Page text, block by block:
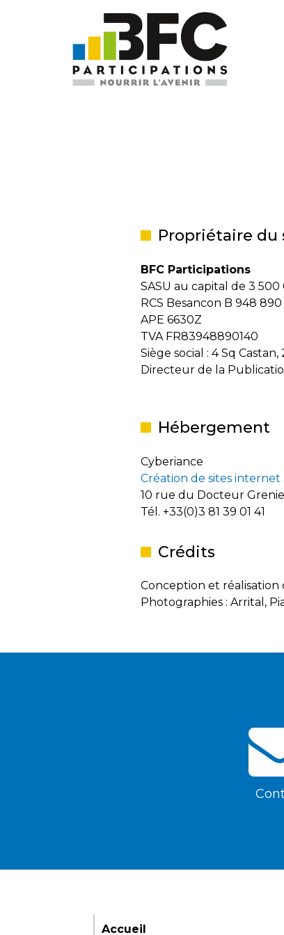
Propriétaire du
BFC Participations
SASU au capital de 3 500
RCS Besancon B 948 890
APE 6630Z
TVA FR83948890140
Siège social : 4 Sq
Directeur de la
Hébergement
Cyberiance
Création de sites internet
10 rue du Docteur
Tél. +33(0)3 81 39 01 41
Crédits
Conception et réalisation
Photographies : Arrital,
Accueil